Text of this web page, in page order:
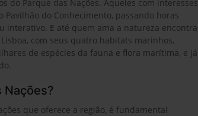
do Parque das Nações. Aqueles com interesses
do Conhecimento, passando horas
interativo. E até quem ama a natureza encontra
com seus quatro habitats marinhos,
de espécies da fauna e flora marítima, e já
Nações?
que oferece a região, é fundamental